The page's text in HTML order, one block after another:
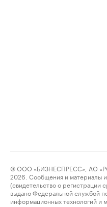
© ООО «БИЗНЕСПРЕСС», АО
2026. Сообщения и материалы
(свидетельство о регистрации
выдано Федеральной службой
информационных технологий и